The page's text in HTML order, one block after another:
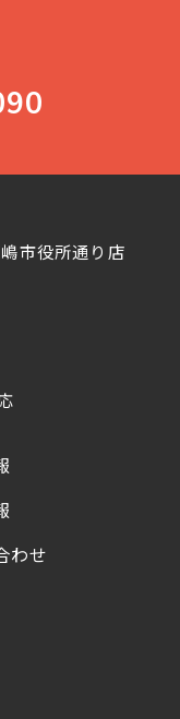
市役所通り店
わせ